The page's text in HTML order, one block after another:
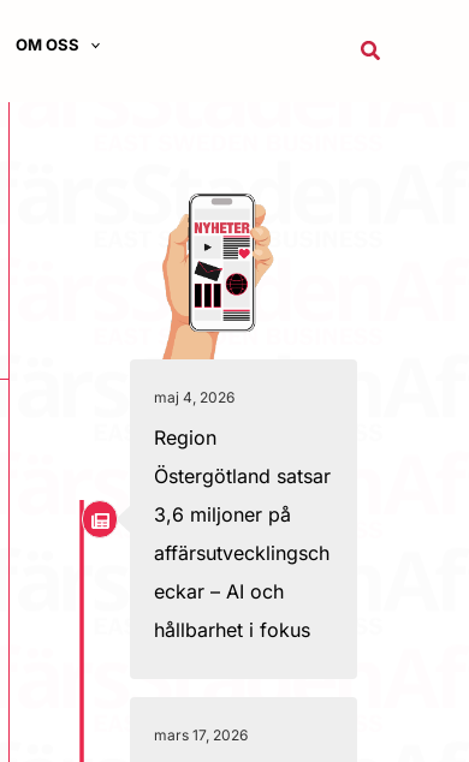
OM OSS Sök
maj 4, 2026
Region
Östergötland satsar
3,6 miljoner på
affärsutvecklingsch
eckar – AI och
hållbarhet i fokus
mars 17, 2026